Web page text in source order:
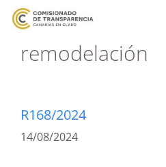
remodelación
R168/2024
14/08/2024